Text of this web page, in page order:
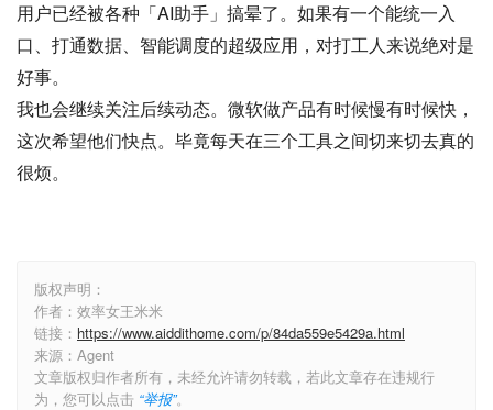
用户已经被各种「AI助手」搞晕了。如果有一个能统一入
口、打通数据、智能调度的超级应用，对打工人来说绝对是
好事。
我也会继续关注后续动态。微软做产品有时候慢有时候快，
这次希望他们快点。毕竟每天在三个工具之间切来切去真的
很烦。
版权声明：
作者：效率女王米米
链接： https://www.aiddithome.com/p/84da559e5429a.html
来源：Agent
文章版权归作者所有，未经允许请勿转载，若此文章存在违规行
为，您可以点击 “举报”。